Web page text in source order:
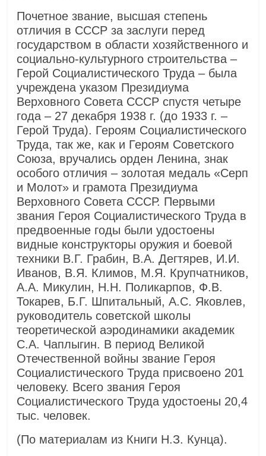
Почетное звание, высшая степень
отличия в СССР за заслуги перед
государством в области хозяйственного и
социально-культурного строительства –
Герой Социалистического Труда – была
учреждена указом Президиума
Верховного Совета СССР спустя четыре
года – 27 декабря 1938 г. (до 1933 г. –
Герой Труда). Героям Социалистического
Труда, так же, как и Героям Советского
Союза, вручались орден Ленина, знак
особого отличия – золотая медаль «Серп
и Молот» и грамота Президиума
Верховного Совета СССР. Первыми
звания Героя Социалистического Труда в
предвоенные годы были удостоены
видные конструкторы оружия и боевой
техники В.Г. Грабин, В.А. Дегтярев, И.И.
Иванов, В.Я. Климов, М.Я. Крупчатников,
А.А. Микулин, Н.Н. Поликарпов, Ф.В.
Токарев, Б.Г. Шпитальный, А.С. Яковлев,
руководитель советской школы
теоретической аэродинамики академик
С.А. Чаплыгин. В период Великой
Отечественной войны звание Героя
Социалистического Труда присвоено 201
человеку. Всего звания Героя
Социалистического Труда удостоены 20,4
тыс. человек.
(По материалам из Книги Н.З. Кунца).